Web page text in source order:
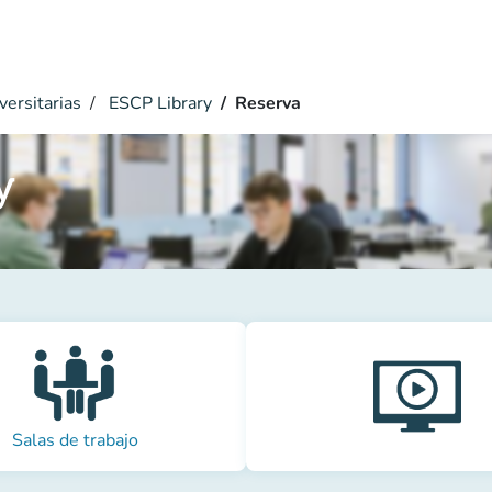
ESCP Library Reserva
Salas de trabajo